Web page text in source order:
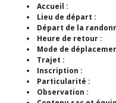
Accueil :
Lieu de départ :
Départ de la
Heure de retour :
Mode de
Trajet :
Inscription :
Particularité :
Observation :